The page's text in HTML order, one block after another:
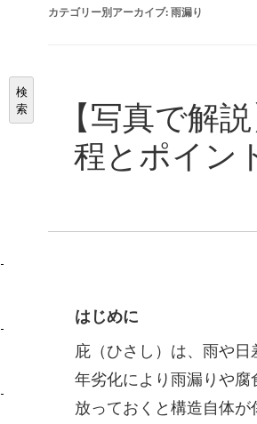
カテゴリー別アーカイブ:雨漏り
【写真で解
程とポイン
はじめに
庇（ひさし）は、雨や
年劣化により雨漏りや腐
放っておくと構造自体
検
索